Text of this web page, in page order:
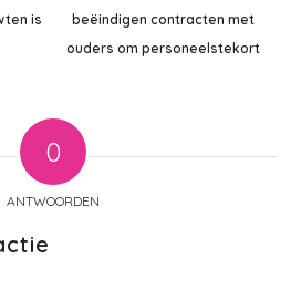
is
beëindigen contracten met
ouders om personeelstekort
0
ANTWOORDEN